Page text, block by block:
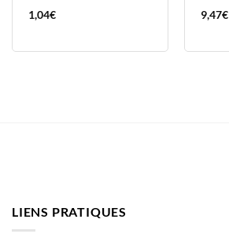
1,04€ 9,47€
LIENS PRATIQUES